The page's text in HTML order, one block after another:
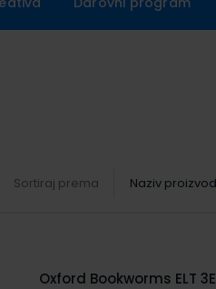
Sortiraj prema
Oxford Bookworms ELT 3E